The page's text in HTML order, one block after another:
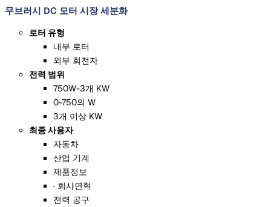
무브러시 DC 모터 시장 세분화
로터 유형
내부 로터
외부 회전자
전력 범위
750W-3개 KW
0-750의 W
3개 이상 KW
최종 사용자
자동차
산업 기계
제품정보
· 회사연혁
전력 공구